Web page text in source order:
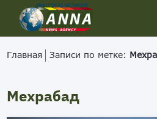
Главная Записи по метке:
Мехрабад